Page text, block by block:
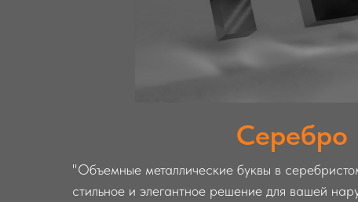
Серебро
"Объемные металлические буквы в
стильное и элегантное решение для вашей